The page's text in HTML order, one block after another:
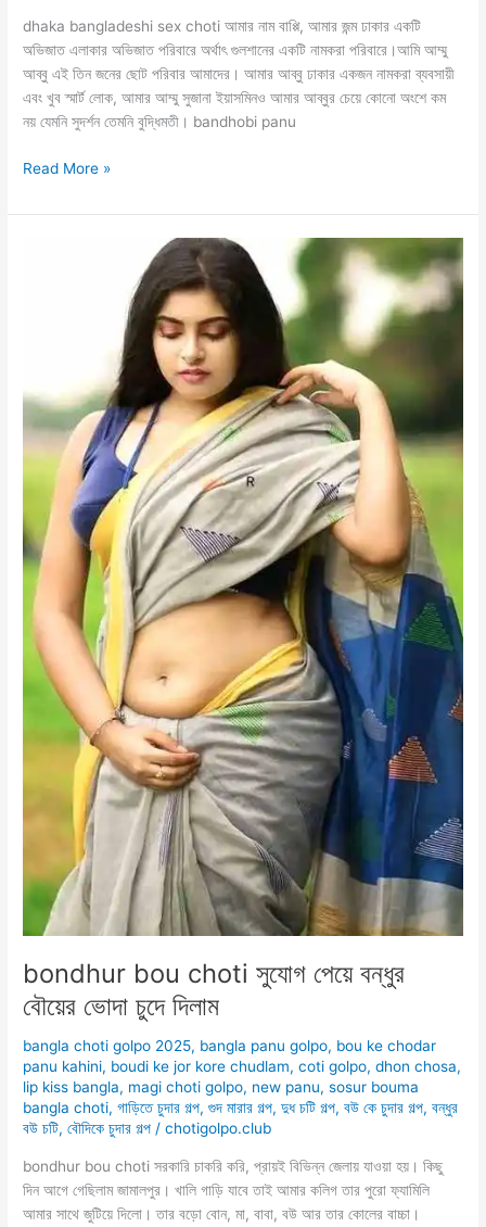
dhaka bangladeshi sex choti আমার নাম বাপ্পি, আমার জন্ম ঢাকার একটি
অভিজাত এলাকার অভিজাত পরিবারে অর্থাৎ গুলশানের একটি নামকরা পরিবারে।আমি আম্মু
আব্বু এই তিন জনের ছোট পরিবার আমাদের। আমার আব্বু ঢাকার একজন নামকরা ব্যবসায়ী
এবং খুব স্মার্ট লোক, আমার আম্মু সুজানা ইয়াসমিনও আমার আব্বুর চেয়ে কোনো অংশে কম
নয় যেমনি সুদর্শন তেমনি বুদ্ধিমতী। bandhobi panu
ঢাকা
সেক্স
Read More »
bondhur bou choti সুযোগ পেয়ে বন্ধুর
বৌয়ের ভোদা চুদে দিলাম
bangla choti golpo 2025, bangla panu golpo, bou ke chodar
panu kahini, boudi ke jor kore chudlam,coti golpo,dhon chosa,
lip kiss bangla, magi choti golpo, new panu,sosur bouma
bangla choti,গাড়িতে চুদার গল্প,গুদ মারার গল্প,দুধ চটি গল্প,বউ কে চুদার গল্প,বন্ধুর
বউ চটি,বৌদিকে চুদার গল্প /chotigolpo.club
bondhur bou choti সরকারি চাকরি করি, প্রায়ই বিভিন্ন জেলায় যাওয়া হয়। কিছু
দিন আগে গেছিলাম জামালপুর। খালি গাড়ি যাবে তাই আমার কলিগ তার পুরো ফ্যামিলি
আমার সাথে জুটিয়ে দিলো। তার বড়ো বোন, মা, বাবা, বউ আর তার কোলের বাচ্চা।